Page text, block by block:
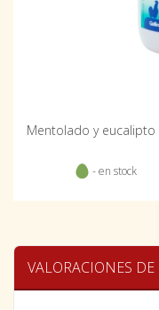
- en stock
VALORACIONES